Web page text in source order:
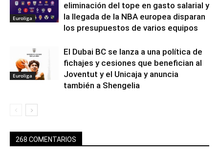
Euroliga
eliminación del tope en gasto salarial y
la llegada de la NBA europea disparan
los presupuestos de varios equipos
Euroliga
El Dubai BC se lanza a una política de
fichajes y cesiones que benefician al
Joventut y el Unicaja y anuncia
también a Shengelia
268 COMENTARIOS